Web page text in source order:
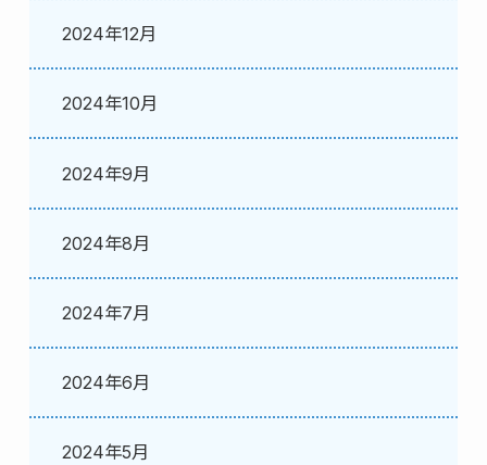
2024年12月
2024年10月
2024年9月
2024年8月
2024年7月
2024年6月
2024年5月